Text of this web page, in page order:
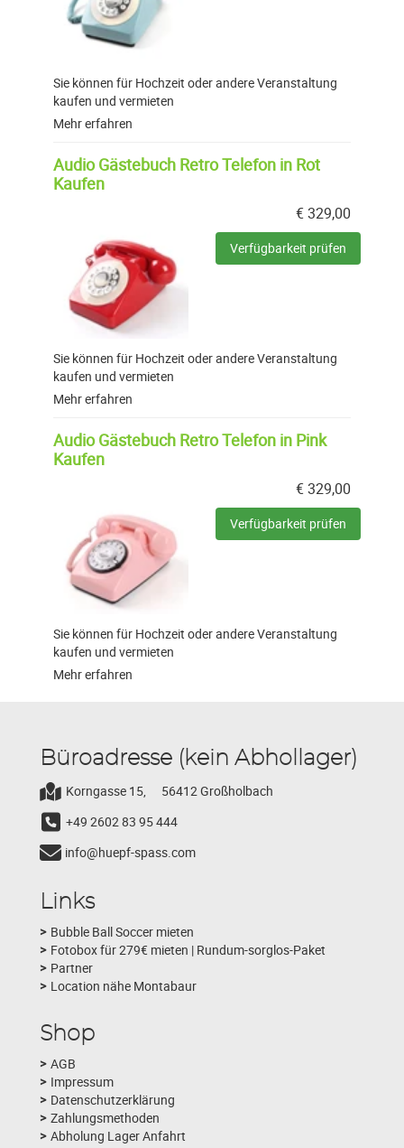
Sie können für Hochzeit oder andere Veranstaltung
kaufen und vermieten
Mehr erfahren
Audio Gästebuch Retro Telefon in Rot
Kaufen
€329,00
Verfügbarkeit prüfen
Sie können für Hochzeit oder andere Veranstaltung
kaufen und vermieten
Mehr erfahren
Audio Gästebuch Retro Telefon in Pink
Kaufen
€329,00
Verfügbarkeit prüfen
Sie können für Hochzeit oder andere Veranstaltung
kaufen und vermieten
Mehr erfahren
Büroadresse (kein Abhollager)
Korngasse 15,
56412 Großholbach
+49 2602 83 95 444
info@huepf-spass.com
Links
Bubble Ball Soccer mieten
Fotobox für 279€ mieten | Rundum-sorglos-Paket
Partner
Location nähe Montabaur
Shop
AGB
Impressum
Datenschutzerklärung
Zahlungsmethoden
Abholung Lager Anfahrt